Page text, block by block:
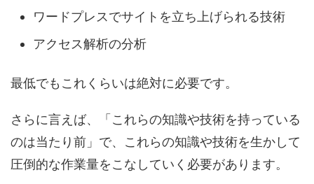
ワードプレスでサイトを立ち上げられる技術
アクセス解析の分析
最低でもこれくらいは絶対に必要です。
さらに言えば、「これらの知識や技術を持っている
のは当たり前」で、これらの知識や技術を生かして
圧倒的な作業量をこなしていく必要があります。